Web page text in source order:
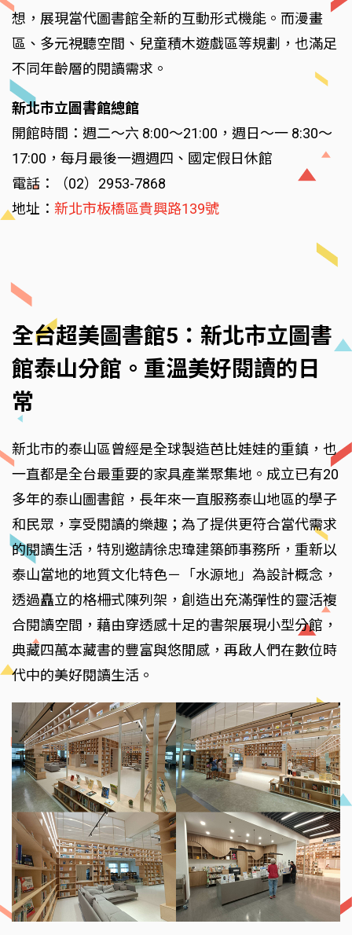
想，展現當代圖書館全新的互動形式機能。而漫畫
區、多元視聽空間、兒童積木遊戲區等規劃，也滿足
不同年齡層的閱讀需求。
新北市立圖書館總館
開館時間：週二～六 8:00～21:00，週日～一 8:30～
17:00，每月最後一週週四、國定假日休館
電話：（02）2953-7868
地址： 新北市板橋區貴興路139號
全台超美圖書館5：新北市立圖書
館泰山分館。重溫美好閱讀的日
常
新北市的泰山區曾經是全球製造芭比娃娃的重鎮，也
一直都是全台最重要的家具產業聚集地。成立已有20
多年的泰山圖書館，長年來一直服務泰山地區的學子
和民眾，享受閱讀的樂趣；為了提供更符合當代需求
的閱讀生活，特別邀請徐忠瑋建築師事務所，重新以
泰山當地的地質文化特色－「水源地」為設計概念，
透過矗立的格柵式陳列架，創造出充滿彈性的靈活複
合閱讀空間，藉由穿透感十足的書架展現小型分館，
典藏四萬本藏書的豐富與悠閒感，再啟人們在數位時
代中的美好閱讀生活。